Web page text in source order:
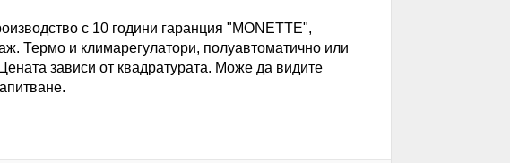
с 10 години гаранция "MONETTE",
Термо и климарегулатори, полуавтоматично или
зависи от квадратурата. Може да видите